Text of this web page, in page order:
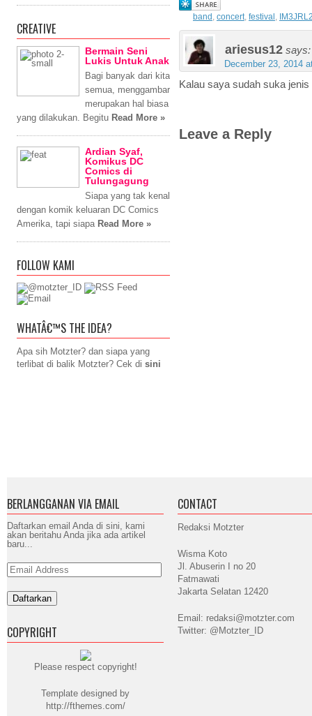
band , concert, festival ,
ariesus12 says:
December 23, 2014
Kalau saya sudah suka
Leave a Reply
CREATIVE
Bermain Seni
Lukis Untuk Anak
Bagi banyak dari kita
semua, menggambar
merupakan hal biasa
yang dilakukan. Begitu Read More »
Ardian Syaf,
Komikus DC
Comics di
Tulungagung
Siapa yang tak kenal
dengan komik keluaran DC Comics
Amerika, tapi siapa Read More »
FOLLOW KAMI
WHATÂ€™S THE IDEA?
Apa sih Motzter? dan siapa yang
terlibat di balik Motzter? Cek di sini
BERLANGGANAN VIA EMAIL
Daftarkan email Anda di sini, kami
akan beritahu Anda jika ada artikel
baru...
Email
Address
COPYRIGHT
Please respect copyright!
Template designed by
http://fthemes.com/
CONTACT
Redaksi Motzter
Wisma Koto
Jl. Abuserin I no 20
Fatmawati
Jakarta Selatan 12420
Email: redaksi@motzter.com
Twitter: @Motzter_ID